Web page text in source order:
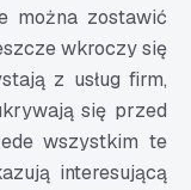
można zostawić
wkroczy się
z usług firm,
się przed
wszystkim te
interesującą